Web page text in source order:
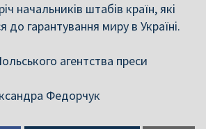
начальників штабів країн, які
до гарантування миру в Україні.
агентства преси
Федорчук